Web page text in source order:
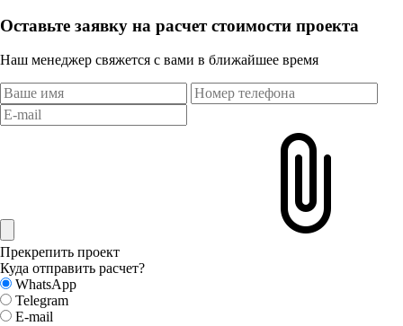
Оставьте заявку на расчет стоимости проекта
Наш менеджер свяжется с вами в ближайшее время
Прекрепить проект
Куда отправить расчет?
WhatsApp
Telegram
E-mail